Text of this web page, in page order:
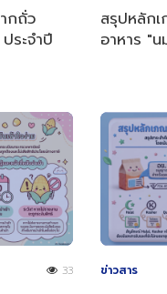
กถั่ว
ระจำปี
สรุปหลัก
อาหาร "
33 ข่าวสาร